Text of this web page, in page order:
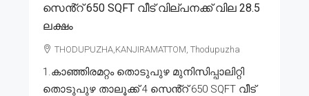
സെൻ്റ് 650 SQFT വീട് വില്പനക്ക് വില 28.5
ലക്ഷം
THODUPUZHA,KANJIRAMATTOM, Thodupuzha
1.കാഞ്ഞിരമറ്റം തൊടുപുഴ മുനിസിപ്പാലിറ്റി
തൊടുപുഴ താലൂക്ക് 4 സെൻ്റ് 650 SQFT വീട്